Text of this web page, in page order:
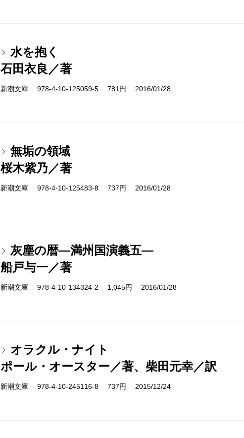
水を抱く
石田衣良／著
新潮文庫 978-4-10-125059-5 781円 2016/01/28
無垢の領域
桜木紫乃／著
新潮文庫 978-4-10-125483-8 737円 2016/01/28
灰塵の暦―満州国演義五―
船戸与一／著
新潮文庫 978-4-10-134324-2 1,045円 2016/01/28
オラクル・ナイト
ポール・オースター／著、柴田元幸／訳
新潮文庫 978-4-10-245116-8 737円 2015/12/24